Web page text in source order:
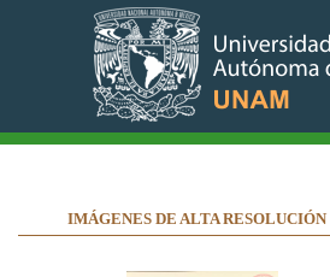
IMÁGENES DE ALTA RESOLUCIÓN